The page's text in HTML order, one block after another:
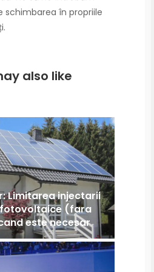
în propriile
also like
Limitarea injectarii
(fara
este necesar